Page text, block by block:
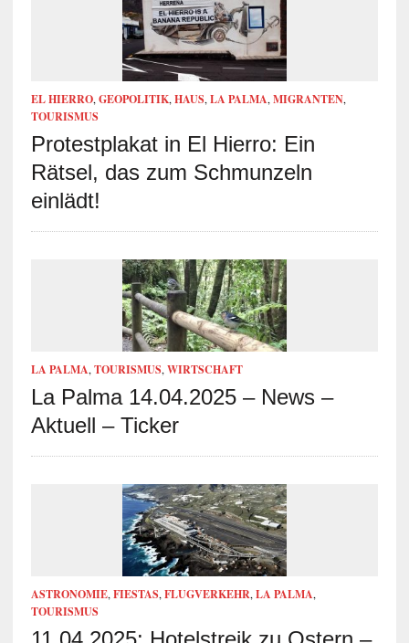
EL HIERRO, GEOPOLITIK, HAUS, LA PALMA, MIGRANTEN,
TOURISMUS
Protestplakat in El Hierro: Ein
Rätsel, das zum Schmunzeln
einlädt!
LA PALMA, TOURISMUS, WIRTSCHAFT
La Palma 14.04.2025 – News –
Aktuell – Ticker
ASTRONOMIE, FIESTAS, FLUGVERKEHR, LA PALMA,
TOURISMUS